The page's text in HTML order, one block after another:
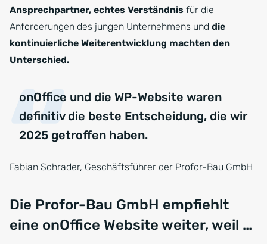
Ansprechpartner, echtes Verständnis für die
Anforderungen des jungen Unternehmens und die
kontinuierliche Weiterentwicklung machten den
Unterschied.
onOffice und die WP-Website waren
definitiv die beste Entscheidung, die wir
2025 getroffen haben.
Fabian Schrader, Geschäftsführer der Profor-Bau GmbH
Die Profor-Bau GmbH empfiehlt
eine onOffice Website weiter, weil …